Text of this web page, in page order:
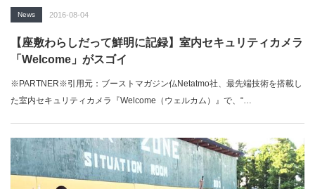
News 2016-08-04
【座敷わらしだって鮮明に記録】室内セキュリティカメラ
「Welcome」がスゴイ
※PARTNER※引用元：ブーストマガジン仏Netatmo社、最先端技術を搭載し
た室内セキュリティカメラ『Welcome（ウェルカム）』で、“…